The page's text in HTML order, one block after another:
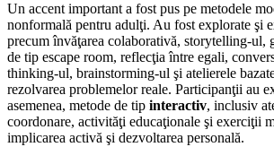
Un accent important a fost pus pe metodele
nonformală pentru adulţi. Au fost explorate şi
precum învăţarea colaborativă, storytelling-ul,
de tip escape room, reflecţia între egali,
thinking-ul, brainstorming-ul şi atelierele
rezolvarea problemelor reale. Participanţii au
asemenea, metode de tip interactiv, inclusiv
coordonare, activităţi educaţionale şi exerciţii
implicarea activă şi dezvoltarea personală.